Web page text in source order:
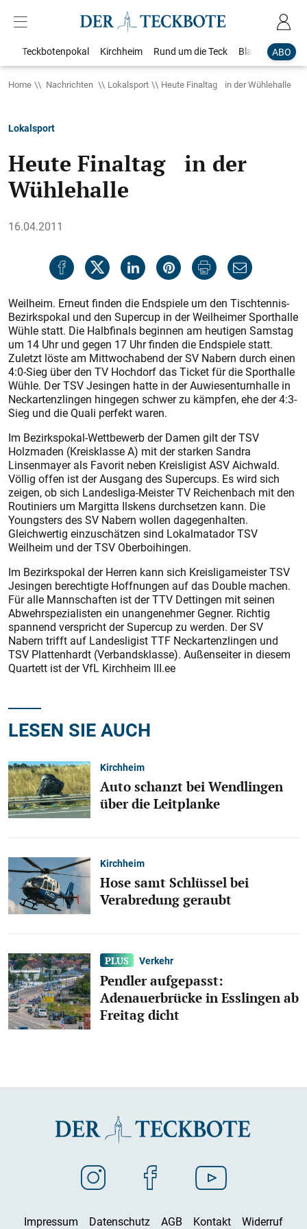
ABO
Teckbotenpokal Kirchheim Rund um die Teck Blaulicht
Home Nachrichten Lokalsport Heute Finaltag in der Wühlehalle
Lokalsport
Heute Finaltag in der
Wühlehalle
16.04.2011
Weilheim. Erneut finden die Endspiele um den Tischtennis-
Bezirkspokal und den Supercup in der Weilheimer Sporthalle
Wühle statt. Die Halbfinals beginnen am heutigen Samstag
um 14 Uhr und gegen 17 Uhr finden die Endspiele statt.
Zuletzt löste am Mittwochabend der SV Nabern durch einen
4:0-Sieg über den TV Hochdorf das Ticket für die Sporthalle
Wühle. Der TSV Jesingen hatte in der Auwiesenturnhalle in
Neckartenzlingen hingegen schwer zu kämpfen, ehe der 4:3-
Sieg und die Quali perfekt waren.
Im Bezirkspokal-Wettbewerb der Damen gilt der TSV
Holzmaden (Kreisklasse A) mit der starken Sandra
Linsenmayer als Favorit neben Kreisligist ASV Aichwald.
Völlig offen ist der Ausgang des Supercups. Es wird sich
zeigen, ob sich Landesliga-Meis­ter TV Reichenbach mit den
Routi­niers um Margitta Ilskens durchsetzen kann. Die
Youngsters des SV Nabern wollen dagegenhalten.
Gleichwertig einzuschätzen sind Lokalmatador TSV
Weilheim und der TSV Oberboihingen.
Im Bezirkspokal der Herren kann sich Kreisligameister TSV
Jesingen berechtigte Hoffnungen auf das ­Double machen.
Für alle Mannschaften ist der TTV Dettingen mit seinen
Abwehrspezialisten ein unangenehmer Gegner. Richtig
spannend verspricht der Supercup zu werden. Der SV
Nabern trifft auf Landesligist TTF Neckartenzlingen und
TSV Plattenhardt (Verbandsklasse). Außenseiter in diesem
Quartett ist der VfL Kirchheim III.ee
LESEN SIE AUCH
Kirchheim
Auto schanzt bei Wendlingen
über die Leitplanke
Kirchheim
Hose samt Schlüssel bei
Verabredung geraubt
Verkehr
Pendler aufgepasst:
Adenauerbrücke in Esslingen ab
Freitag dicht
Impressum Datenschutz AGB Kontakt Widerruf